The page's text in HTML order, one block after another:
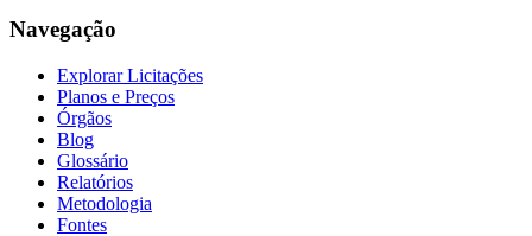
Navegação
Explorar Licitações
Planos e Preços
Órgãos
Blog
Glossário
Relatórios
Metodologia
Fontes